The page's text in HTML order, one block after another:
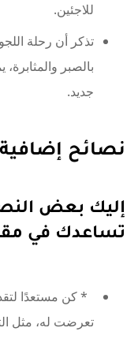
للاجئين.
تذكر أن رحلة
بالصبر
جديد.
نصائح إضافية
إليك بعض
تساعدك في
* كن مستعدًا
تعرضت له، مثل